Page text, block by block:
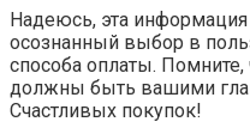
Надеюсь, эта
осознанный выбор в
способа оплаты. Помните,
должны быть вашими
Счастливых покупок!